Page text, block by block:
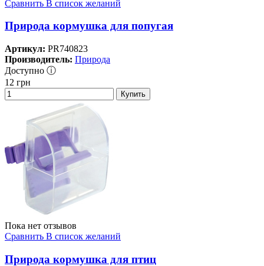
Сравнить В список желаний
Природа кормушка для попугая
Артикул: PR740823
Производитель: Природа
Доступно ⓘ
12 грн
Купить
Пока нет отзывов
Сравнить В список желаний
Природа кормушка для птиц